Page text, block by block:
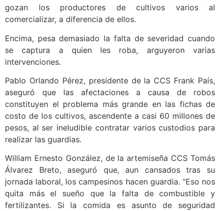
gozan los productores de cultivos varios al
comercializar, a diferencia de ellos.
Encima, pesa demasiado la falta de severidad cuando
se captura a quien les roba, arguyeron varias
intervenciones.
Pablo Orlando Pérez, presidente de la CCS Frank País,
aseguró que las afectaciones a causa de robos
constituyen el problema más grande en las fichas de
costo de los cultivos, ascendente a casi 60 millones de
pesos, al ser ineludible contratar varios custodios para
realizar las guardias.
William Ernesto González, de la artemiseña CCS Tomás
Álvarez Breto, aseguró que, aun cansados tras su
jornada laboral, los campesinos hacen guardia. “Eso nos
quita más el sueño que la falta de combustible y
fertilizantes. Si la comida es asunto de seguridad